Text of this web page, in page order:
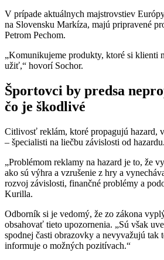
V prípade aktuálnych majstrovstiev
na Slovensku Markíza, majú pripravené
Petrom Pechom.
„Komunikujeme produkty, ktoré si klienti
užiť,“ hovorí Sochor.
Športovci by predsa
čo je škodlivé
Citlivosť reklám, ktoré propagujú hazard,
– špecialisti na liečbu závislosti od hazardu.
„Problémom reklamy na hazard je to, že
ako sú výhra a vzrušenie z hry a
rozvoj závislosti, finančné problémy a
Kurilla.
Odborník si je vedomý, že zo zákona
obsahovať tieto upozornenia. „Sú však
spodnej časti obrazovky a nevyvažujú tak
informuje o možných pozitívach.“